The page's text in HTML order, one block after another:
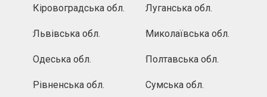
Кіровоградська обл. Луганська обл.
Львівська обл. Миколаївська обл.
Одеська обл. Полтавська обл.
Рівненська обл. Сумська обл.